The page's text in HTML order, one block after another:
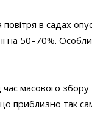
в садах
50–70%.
масового збору
приблизно так